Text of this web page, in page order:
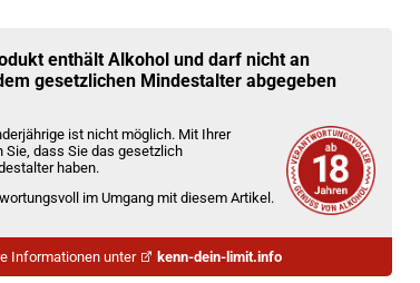
System Kit Gunmetalenthält Alkohol und darf nicht an
gesetzlichen Mindestalter abgegeben
ist nicht möglich. Mit Ihrer
Sie, dass Sie das gesetzlich
haben.
im Umgang mit diesem Artikel.
Informationen unter kenn-dein-limit.info